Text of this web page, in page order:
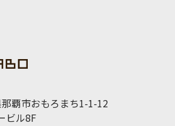
覇市おもろまち1-1-12
ビル8F